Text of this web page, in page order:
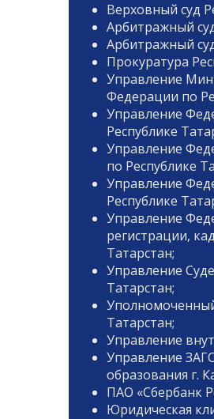
Верховный суд
Арбитражный
Арбитражный
Прокуратура
Управление
Федерации по
Управление
Республике
Управление
по Республике
Управление
Республике
Управление
регистрации,
Татарстан;
Управление
Татарстан;
Татарстан;
Управление
Управление
образования г.
ПАО «Сбербанк
Юридическая